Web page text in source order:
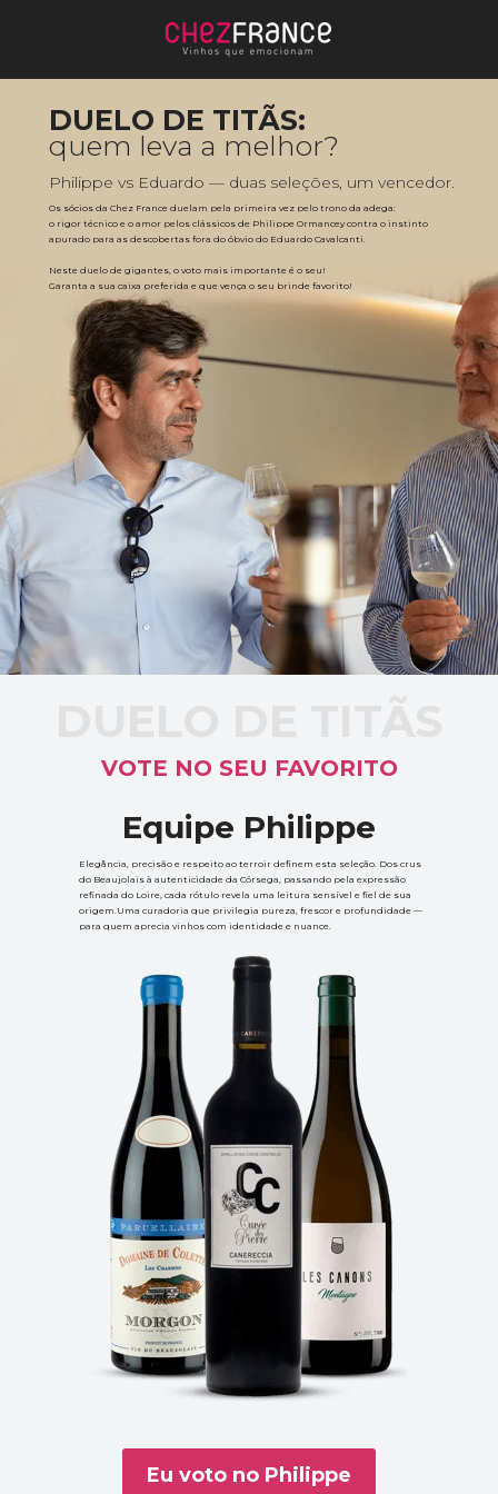
DUELO DE TITÃS:
quem leva a melhor?
Philippe vs Eduardo — duas seleções, um vencedor.
Os sócios da Chez France duelam pela primeira vez pelo trono da adega:
o rigor técnico e o amor pelos clássicos de Philippe Ormancey contra o instinto
apurado para as descobertas fora do óbvio do Eduardo Cavalcanti.
Neste duelo de gigantes, o voto mais importante é o seu!
Garanta a sua caixa preferida e que vença o seu brinde favorito!
VOTE NO SEU FAVORITO
Equipe Philippe
Elegância, precisão e respeito ao terroir definem esta seleção. Dos crus
do Beaujolais à autenticidade da Córsega, passando pela expressão
refinada do Loire, cada rótulo revela uma leitura sensível e fiel de sua
origem.Uma curadoria que privilegia pureza, frescor e profundidade —
para quem aprecia vinhos com identidade e nuance.
Eu voto no Philippe